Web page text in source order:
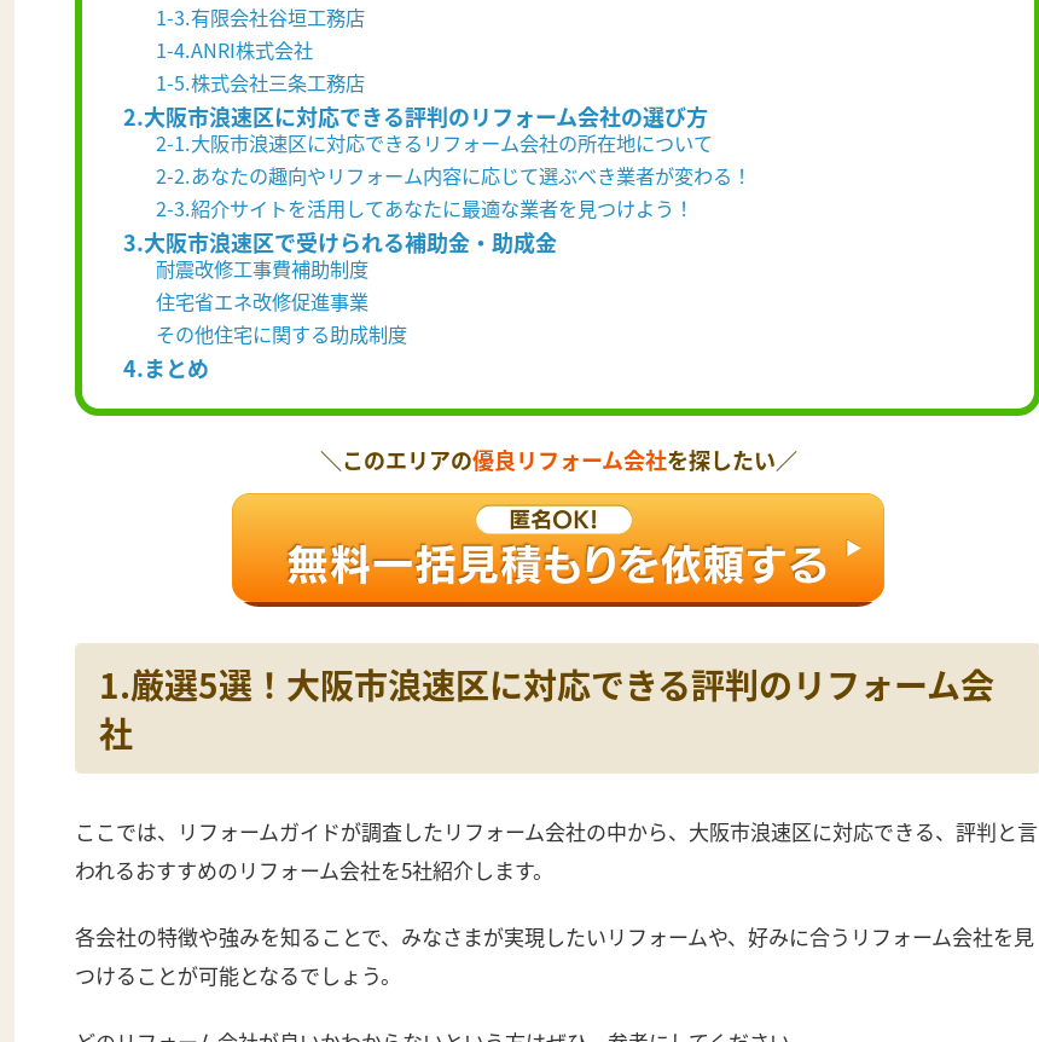
1-3.有限会社谷垣工務店
1-4.ANRI株式会社
1-5.株式会社三条工務店
2.大阪市浪速区に対応できる評判のリフォーム会社の選び方
2-1.大阪市浪速区に対応できるリフォーム会社の所在地について
2-2.あなたの趣向やリフォーム内容に応じて選ぶべき業者が変わる！
2-3.紹介サイトを活用してあなたに最適な業者を見つけよう！
3.大阪市浪速区で受けられる補助金・助成金
耐震改修工事費補助制度
住宅省エネ改修促進事業
その他住宅に関する助成制度
4.まとめ
＼このエリアの優良リフォーム会社を探したい／
1.厳選5選！大阪市浪速区に対応できる評判のリフォーム会
社
ここでは、リフォームガイドが調査したリフォーム会社の中から、大阪市浪速区に対応できる、評判と言
われるおすすめのリフォーム会社を5社紹介します。
各会社の特徴や強みを知ることで、みなさまが実現したいリフォームや、好みに合うリフォーム会社を見
つけることが可能となるでしょう。